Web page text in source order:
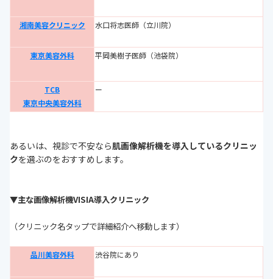
湘南美容クリニック 水口将志医師（立川院）
東京美容外科 平岡美樹子医師（池袋院）
TCB
東京中央美容外科
ー
あるいは、視診で不安なら肌画像解析機を導入しているクリニッ
クを選ぶのをおすすめします。
▼主な画像解析機VISIA導入クリニック
（クリニック名タップで詳細紹介へ移動します）
品川美容外科 渋谷院にあり